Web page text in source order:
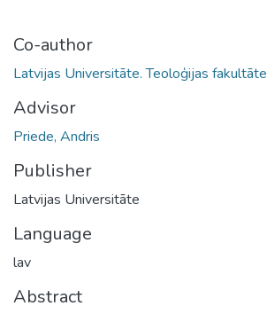
Co-author
Latvijas Universitāte. Teoloģijas fakultāte
Advisor
Priede, Andris
Publisher
Latvijas Universitāte
Language
lav
Abstract